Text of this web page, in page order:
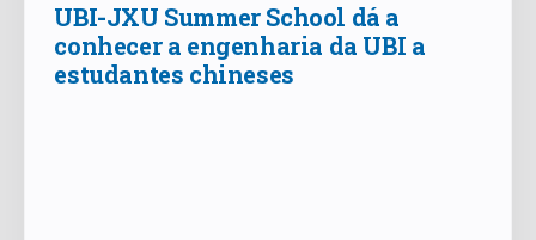
UBI-JXU Summer School dá a
conhecer a engenharia da UBI a
estudantes chineses